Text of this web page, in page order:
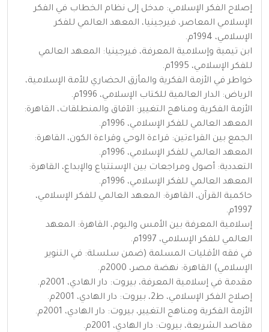
إصلاح الفكر الإسلامي: مدخل إلى نظام الخطاب في الفكر
الإسلامي المعاصر، فيرجينيا، المعهد العالمي للفكر
الإسلامي، 1994م.
ابن تيمية وإسلامية المعرفة، فيرجينيا: المعهد العالمي
للفكر الإسلامي، 1995م.
خواطر في الأزمة الفكرية والمأزق الحضاري للأمة الإسلامية،
الرياض: الدار العالمية للكتاب الإسلامي، 1996م.
الأزمة الفكرية ومناهج التغيير: الآفاق والمنطلقات، القاهرة:
المعهد العالمي للفكر الإسلامي، 1996م.
الجمع بين القراءتين: قراءة الوحي وقراءة الكون، القاهرة:
المعهد العالمي للفكر الإسلامي، 1996م.
التعددية: أصول ومراجعات بين الإستتباع والإبداع، القاهرة:
المعهد العالمي للفكر الإسلامي، 1996م.
حاكمية القرآن، القاهرة: المعهد العالمي للفكر الإسلامي،
1997م.
إسلامية المعرفة بين الأمس واليوم، القاهرة: المعهد
العالمي للفكر الإسلامي، 1997م.
في فقه الأقليات المسلمة (ضمن سلسلة: في التنوير
الإسلامي) القاهرة: نهضة مصر، 2000م.
مقدمة في إسلامية المعرفة، بيروت: دار الهادي، 2001م.
إصلاح الفكر الإسلامي، ط2، بيروت: دار الهادي، 2001م.
الأزمة الفكرية ومناهج التغيير، بيروت: دار الهادي، 2001م.
مقاصد الشريعة، بيروت: دار الهادي، 2001م.